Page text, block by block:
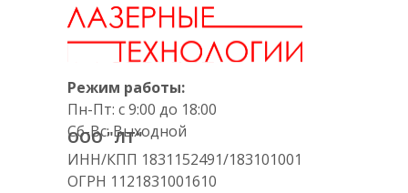
Режим работы:
Пн-Пт: с 9:00 до 18:00
Сб-Вс: Выходной
ООО "ЛТ"
ИНН/КПП 1831152491/183101001
ОГРН 1121831001610